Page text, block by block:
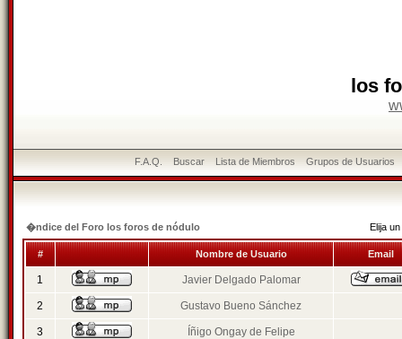
los
F.A.Q. Buscar Lista de Miembros Grupos de Usuarios
�ndice del Foro los foros de nódulo Elija
# Nombre de Usuario Email
1 Javier Delgado Palomar
2 Gustavo Bueno Sánchez
3 Íñigo Ongay de Felipe